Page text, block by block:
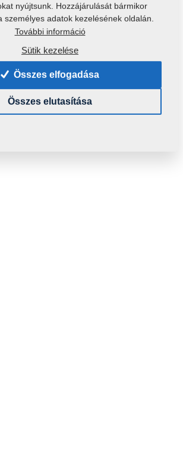
a következő gépekhez is használni
101,4870 Kg
nyújtsunk. Hozzájárulását bármikor
személyes adatok kezelésének oldalán.
További információ
Sütik kezelése
Összes elfogadása
Összes elutasítása